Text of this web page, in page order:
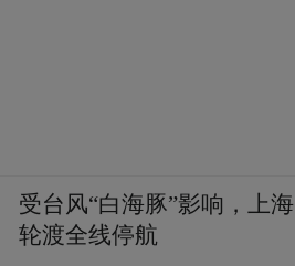
受台风“白海豚”影响，上海
轮渡全线停航